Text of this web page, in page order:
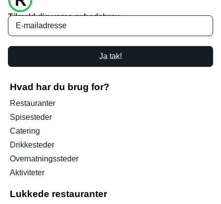
Tilmeld dig vores nyhedsbrev
Ja tak!
Hvad har du brug for?
Restauranter
Spisesteder
Catering
Drikkesteder
Overnatningssteder
Aktiviteter
Lukkede restauranter